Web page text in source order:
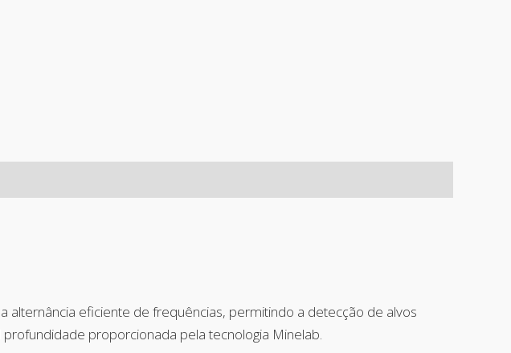
alternância eficiente de frequências, permitindo a detecção de alvos
proporcionada pela tecnologia Minelab.